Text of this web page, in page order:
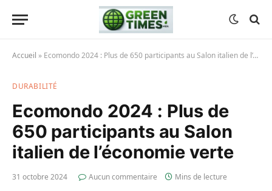
Accueil » Ecomondo 2024 : Plus de 650 participants au Salon italien de l’économie verte
DURABILITÉ
Ecomondo 2024 : Plus de
650 participants au Salon
italien de l’économie verte
31 octobre 2024 Aucun commentaire Mins de lecture